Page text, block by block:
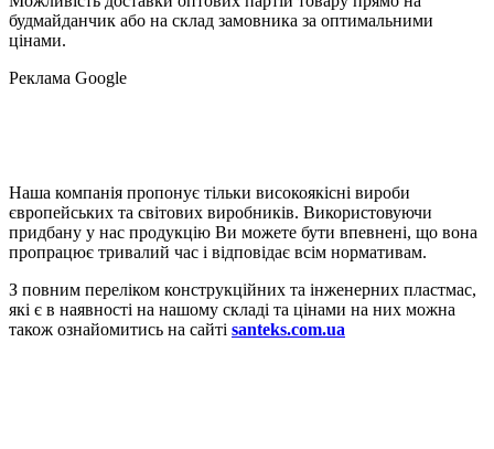
будмайданчик або на склад замовника за оптимальними
цінами.
Реклама Google
Наша компанія пропонує тільки високоякісні вироби
європейських та світових виробників. Використовуючи
придбану у нас продукцію Ви можете бути впевнені, що вона
пропрацює тривалий час і відповідає всім нормативам.
З повним переліком конструкційних та інженерних пластмас,
які є в наявності на нашому складі та цінами на них можна
також ознайомитись на сайті santeks.com.ua